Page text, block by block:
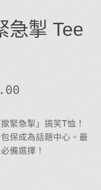
急掣 Tee
緊急掣」搞笑T恤！
保成為話題中心。最
備選擇！